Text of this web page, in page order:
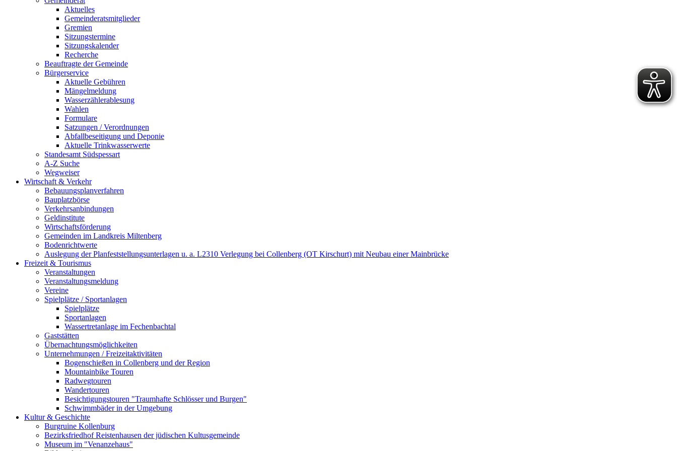
Aktuelles
Gemeinderatsmitglieder
Gremien
Sitzungstermine
Sitzungskalender
Recherche
Beauftragte der Gemeinde
Bürgerservice
Aktuelle Gebühren
Mängelmeldung
Wasserzählerablesung
Wahlen
Formulare
Satzungen / Verordnungen
Abfallbeseitigung und Deponie
Aktuelle Trinkwasserwerte
Standesamt Südspessart
A-Z Suche
Wegweiser
Wirtschaft & Verkehr
Bebauungsplanverfahren
Bauplatzbörse
Verkehrsanbindungen
Geldinstitute
Wirtschaftsförderung
Gemeinden im Landkreis Miltenberg
Bodenrichtwerte
Auslegung der Planfeststellungsunterlagen u. a. L2310 Verlegung bei Collenberg (OT Kirschurt) mit Neubau einer Mainbrücke
Freizeit & Tourismus
Veranstaltungen
Veranstaltungsmeldung
Vereine
Spielplätze / Sportanlagen
Spielplätze
Sportanlagen
Wassertretanlage im Fechenbachtal
Gaststätten
Übernachtungsmöglichkeiten
Unternehmungen / Freizeitaktivitäten
Bogenschießen in Collenberg und der Region
Mountainbike Touren
Radwegtouren
Wandertouren
Besichtigungstouren "Traumhafte Schlösser und Burgen"
Schwimmbäder in der Umgebung
Kultur & Geschichte
Burgruine Kollenburg
Bezirksfriedhof Reistenhausen der jüdischen Kultusgemeinde
Museum im "Venanzehaus"